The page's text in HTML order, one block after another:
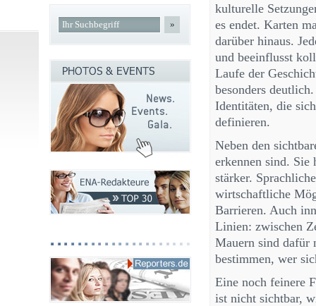
kulturelle
es endet. Karten
darüber hinaus.
und beeinflusst
Laufe der
besonders
Identitäten, die
definieren.
Neben den
erkennen sind. Sie
stärker.
wirtschaftliche
Barrieren. Auch
Linien: zwischen
Mauern sind dafür
bestimmen, wer
Eine noch feinere
ist nicht sichtbar,
»